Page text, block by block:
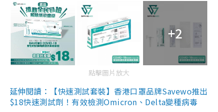
+2
點擊圖片放大
延伸閱讀：【快速測試套裝】香港口罩品牌Savewo推出
$18快速測試劑！有效檢測Omicron、Delta變種病毒